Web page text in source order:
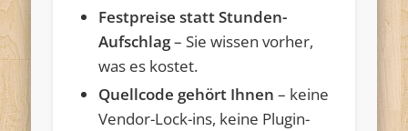
Festpreise statt Stunden-
Aufschlag– Sie wissen vorher,
was es kostet.
Quellcode gehört Ihnen – keine
Vendor-Lock-ins, keine Plugin-